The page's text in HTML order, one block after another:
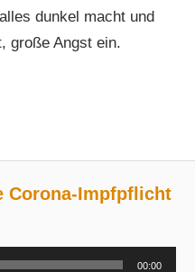
dunkel macht und
große Angst ein.
Corona-Impfpflicht
00:00